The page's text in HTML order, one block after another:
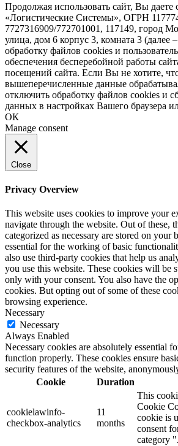
Продолжая использовать сайт, Вы
«Логистические Системы», ОГРН
7727316909/772701001, 117149, город
улица, дом 6 корпус 3, комната 3 (далее
обработку файлов cookies и
обеспечения бесперебойной работы
посещений сайта. Если Вы не хотите,
вышеперечисленные данные
отключить обработку файлов cookies и
данных в настройках Вашего браузера
ОК
Manage consent
Close
Privacy Overview
This website uses cookies to improve your
navigate through the website. Out of these,
categorized as necessary are stored on your
essential for the working of basic
also use third-party cookies that help us
you use this website. These cookies will be
only with your consent. You also have the
cookies. But opting out of some of these
browsing experience.
Necessary
Necessary
Always Enabled
Necessary cookies are absolutely essential
function properly. These cookies ensure
security features of the website,
Cookie
Duration
cookielawinfo-
checkbox-analytics
11
months
This
Cookie
cookie is
consent
category